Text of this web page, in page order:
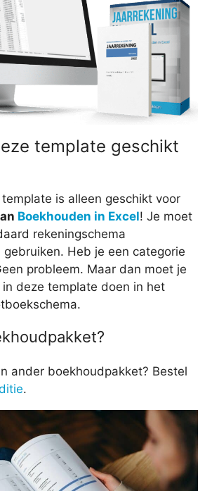
template geschikt
template is alleen geschikt voor
Boekhouden in Excel! Je moet
rekeningschema
gebruiken. Heb je een categorie
probleem. Maar dan moet je
deze template doen in het
ander boekhoudpakket? Bestel
.